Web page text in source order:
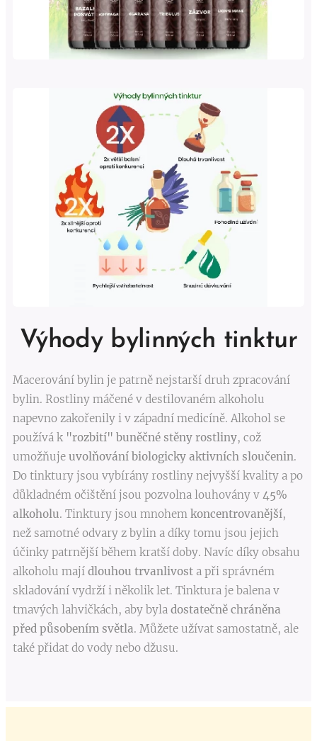
Výhody bylinných tinktur
Macerování bylin je patrně nejstarší druh zpracování
bylin. Rostliny máčené v destilovaném alkoholu
napevno zakořenily i v západní medicíně. Alkohol se
používá k "rozbití" buněčné stěny rostliny, což
umožňuje uvolňování biologicky aktivních sloučenin.
Do tinktury jsou vybírány rostliny nejvyšší kvality a po
důkladném očištění jsou pozvolna louhovány v 45%
alkoholu. Tinktury jsou mnohem koncentrovanější,
než samotné odvary z bylin a díky tomu jsou jejich
účinky patrnější během kratší doby. Navíc díky obsahu
alkoholu mají dlouhou trvanlivost a při správném
skladování vydrží i několik let. Tinktura je balena v
tmavých lahvičkách, aby byla dostatečně chráněna
před působením světla. Můžete užívat samostatně, ale
také přidat do vody nebo džusu.